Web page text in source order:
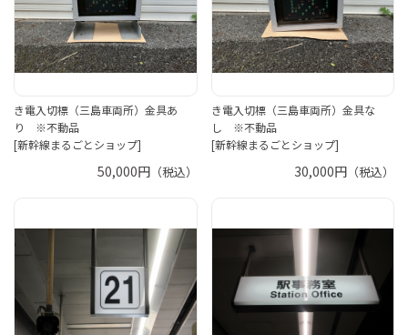
き電入切標（三島車両所）金具あ
り ※不動品
[新幹線まるごとショップ]
50,000円（税込）
き電入切標（三島車両所）金具な
し ※不動品
[新幹線まるごとショップ]
30,000円 （税込）